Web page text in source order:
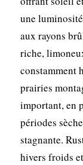
une
aux rayons
riche,
constamment
prairies
important, en
périodes
stagnante.
hivers froids